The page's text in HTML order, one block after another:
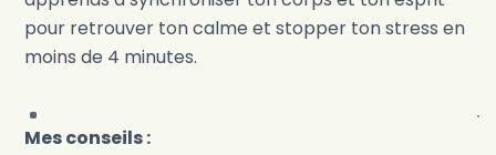
pour retrouver ton calme et stopper ton stress en
moins de 4 minutes.
Mes conseils :